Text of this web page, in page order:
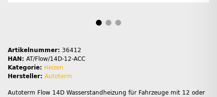
Artikelnummer: 36412
HAN: AT/Flow/14D-12-ACC
Kategorie: Heizen
Hersteller: Autoterm
Autoterm Flow 14D Wasserstandheizung für Fahrzeuge mit 12 oder